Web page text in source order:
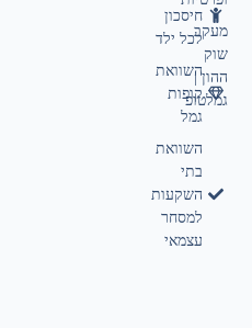
חיסכון
לכל ילד
השוואת
קופות
גמל
השוואת
בתי
השקעות
למסחר
עצמאי
מעקב
שוק
ההון |
גמלטופ